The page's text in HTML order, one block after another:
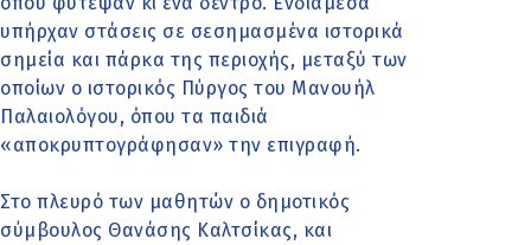
υπήρχαν στάσεις σε σεσημασμένα ιστορικά
σημεία και πάρκα της περιοχής, μεταξύ των
οποίων ο ιστορικός Πύργος του Μανουήλ
Παλαιολόγου, όπου τα παιδιά
«αποκρυπτογράφησαν» την επιγραφή.
Στο πλευρό των μαθητών ο δημοτικός
σύμβουλος Θανάσης Καλτσίκας, και